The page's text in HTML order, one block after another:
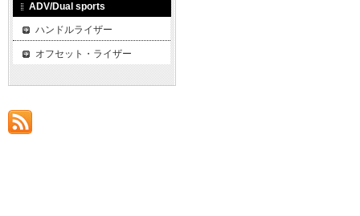
ADV/Dual sports
ハンドルライザー
オフセット・ライザー